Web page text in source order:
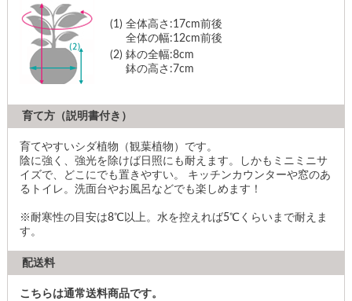
(1) 全体高さ:17cm前後
全体の幅:12cm前後
(2) 鉢の全幅:8cm
鉢の高さ:7cm
育て方（説明書付き）
育てやすいシダ植物（観葉植物）です。
陰に強く、強光を除けば日照にも耐えます。しかもミニミニサ
イズで、どこにでも置きやすい。 キッチンカウンターや窓のあ
るトイレ。洗面台やお風呂などでも楽しめます！
※耐寒性の目安は8℃以上。水を控えれば5℃くらいまで耐えま
す。
配送料
こちらは通常送料商品です。